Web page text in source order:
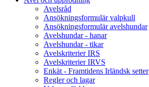
Avelsråd
Ansökningsformulär valpkull
Ansökningsformulär avelshundar
Avelshundar - hanar
Avelshundar - tikar
Avelskriterier IRS
Avelskriterier IRVS
Enkät - Framtidens Irländsk setter
Regler och lagar